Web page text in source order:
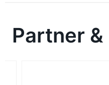
Partner